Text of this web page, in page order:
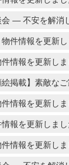
― 不安を解消
件情報を更新し
情報を更新しま
絵掲載】素敵な
情報を更新しま
報を更新しまし
情報を更新しま